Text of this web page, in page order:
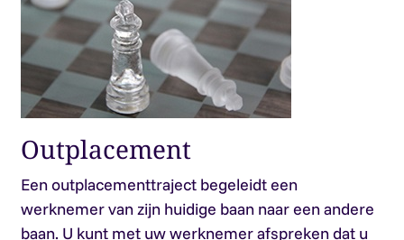
Outplacement
Een outplacementtraject begeleidt een
werknemer van zijn huidige baan naar een andere
baan. U kunt met uw werknemer afspreken dat u